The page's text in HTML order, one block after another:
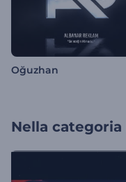
Oğuzhan
Nella categoria